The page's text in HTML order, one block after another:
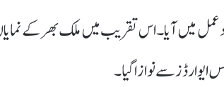
عمل میں آیا۔ اس تقریب میں ملک بھر کے
ایوارڈز سے نوازا گیا۔